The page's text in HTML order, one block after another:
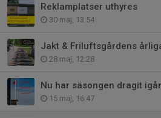
Reklamplatser uthyres
30 maj, 13:54
Jakt & Friluftsgårdens
28 maj, 12:28
Nu har säsongen dragit
15 maj, 16:47